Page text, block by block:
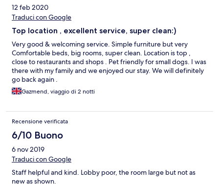
12 feb 2020
Traduci con Google
Top location , excellent service, super clean:)
Very good & welcoming service. Simple furniture but very
Comfortable beds, big rooms, super clean. Location is top ,
close to restaurants and shops . Pet friendly for small dogs. I was
there with my family and we enjoyed our stay. We will definitely
go back again .
Gazmend, viaggio di 2 notti
Recensione verificata
6/10 Buono
6 nov 2019
Traduci con Google
Staff helpful and kind. Lobby poor, the room large but not as
new as shown.